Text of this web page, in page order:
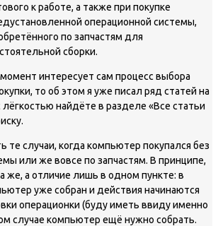
к работе, а также при покупке
операционной системы,
по запчастям для
сборки.
интересует сам процесс выбора
то об этом я уже писал ряд статей на
найдёте в разделе «Все статьи
те случаи, когда компьютер покупался без
или же вовсе по запчастям. В принципе,
же, а отличие лишь в одном пункте: в
уже собран и действия начинаются
операционки (буду иметь ввиду именно
случае компьютер ещё нужно собрать.